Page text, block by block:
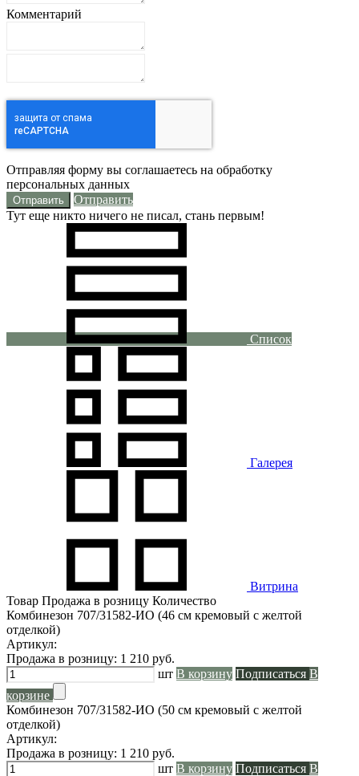
Комментарий
Отправляя форму вы соглашаетесь на обработку
персональных данных
Отправить
Тут еще никто ничего не писал, стань первым!
Список
Галерея
Витрина
Товар Продажа в розницу Количество
Комбинезон 707/31582-ИО (46 см кремовый с желтой
отделкой)
Артикул:
Продажа в розницу: 1 210 руб.
шт В корзину Подписаться В
корзине
Комбинезон 707/31582-ИО (50 см кремовый с желтой
отделкой)
Артикул:
Продажа в розницу: 1 210 руб.
шт В корзину Подписаться В